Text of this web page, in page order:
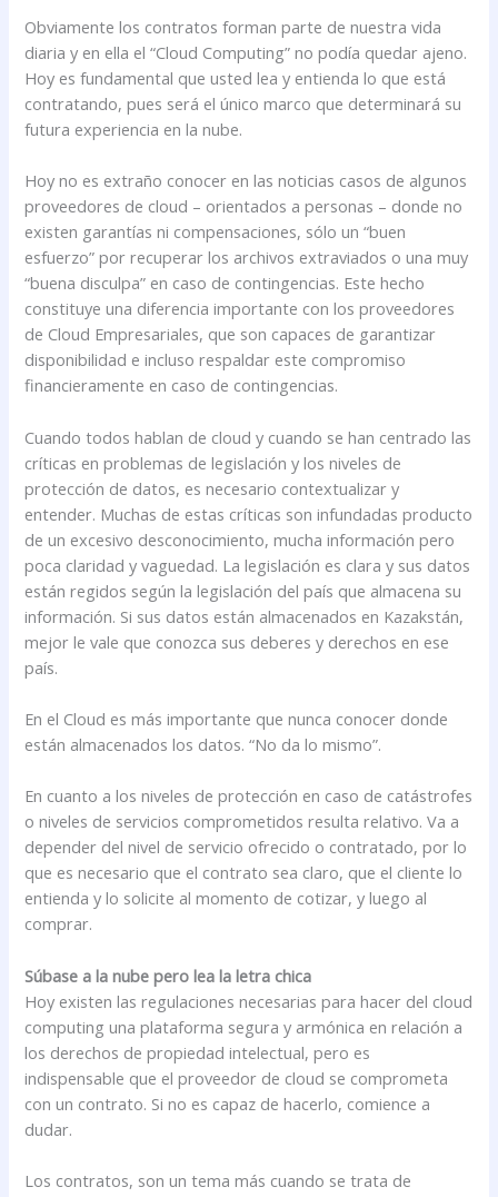
Obviamente los contratos forman parte de nuestra vida
diaria y en ella el “Cloud Computing” no podía quedar ajeno.
Hoy es fundamental que usted lea y entienda lo que está
contratando, pues será el único marco que determinará su
futura experiencia en la nube.
Hoy no es extraño conocer en las noticias casos de algunos
proveedores de cloud – orientados a personas – donde no
existen garantías ni compensaciones, sólo un “buen
esfuerzo” por recuperar los archivos extraviados o una muy
“buena disculpa” en caso de contingencias. Este hecho
constituye una diferencia importante con los proveedores
de Cloud Empresariales, que son capaces de garantizar
disponibilidad e incluso respaldar este compromiso
financieramente en caso de contingencias.
Cuando todos hablan de cloud y cuando se han centrado las
críticas en problemas de legislación y los niveles de
protección de datos, es necesario contextualizar y
entender. Muchas de estas críticas son infundadas producto
de un excesivo desconocimiento, mucha información pero
poca claridad y vaguedad. La legislación es clara y sus datos
están regidos según la legislación del país que almacena su
información. Si sus datos están almacenados en Kazakstán,
mejor le vale que conozca sus deberes y derechos en ese
país.
En el Cloud es más importante que nunca conocer donde
están almacenados los datos. “No da lo mismo”.
En cuanto a los niveles de protección en caso de catástrofes
o niveles de servicios comprometidos resulta relativo. Va a
depender del nivel de servicio ofrecido o contratado, por lo
que es necesario que el contrato sea claro, que el cliente lo
entienda y lo solicite al momento de cotizar, y luego al
comprar.
Súbase a la nube pero lea la letra chica
Hoy existen las regulaciones necesarias para hacer del cloud
computing una plataforma segura y armónica en relación a
los derechos de propiedad intelectual, pero es
indispensable que el proveedor de cloud se comprometa
con un contrato. Si no es capaz de hacerlo, comience a
dudar.
Los contratos, son un tema más cuando se trata de